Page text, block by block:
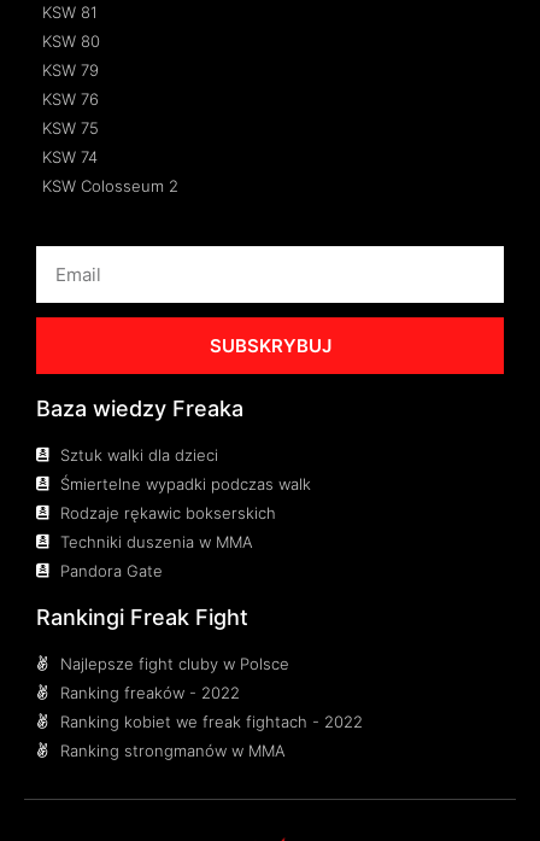
KSW 81
KSW 80
KSW 79
KSW 76
KSW 75
KSW 74
KSW Colosseum 2
SUBSKRYBUJ
Baza wiedzy Freaka
Sztuk walki dla dzieci
Śmiertelne wypadki podczas walk
Rodzaje rękawic bokserskich
Techniki duszenia w MMA
Pandora Gate
Rankingi Freak Fight
Najlepsze fight cluby w Polsce
Ranking freaków - 2022
Ranking kobiet we freak fightach - 2022
Ranking strongmanów w MMA